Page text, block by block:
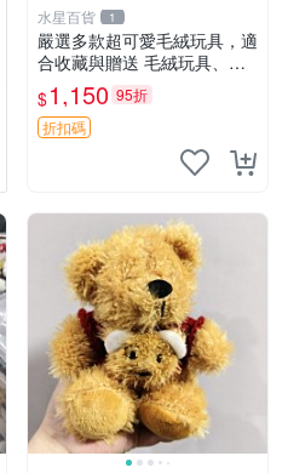
水星百貨 1
嚴選多款超可愛毛絨玩具，適
合收藏與贈送 毛絨玩具、抱
枕、公仔
$1,150 95折
折扣碼